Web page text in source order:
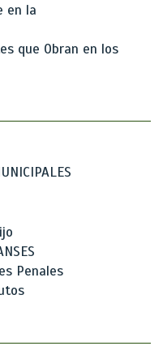
en la
que Obran en los
Penales